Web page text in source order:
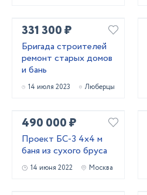
331 300 ₽
Бригада строителей
ремонт старых домов
и бань
14 июля 2023 Люберцы
490 000 ₽
Проект БС-3 4х4 м
баня из сухого бруса
14 июня 2022 Москва